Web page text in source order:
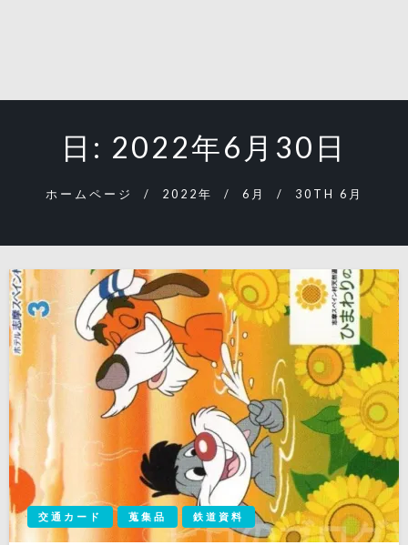
日: 2022年6月30日
ホームページ 2022年 6月 30TH 6月
交通カード 蒐集品 鉄道資料